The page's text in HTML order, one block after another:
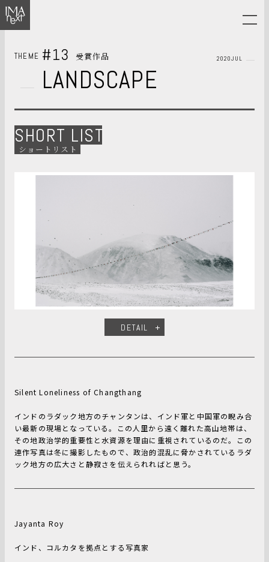
THEME #13 受賞作品 2020JUL
LANDSCAPE
SHORT LIST
ショートリスト
DETAIL
Silent Loneliness of Changthang
インドのラダック地方のチャンタンは、インド軍と中国軍の睨み合
い最新の現場となっている。この人里から遠く離れた高山地帯は、
その地政治学的重要性と水資源を理由に重視されているのだ。この
連作写真は冬に撮影したもので、政治的混乱に脅かされているラダ
ック地方の広大さと静寂さを伝えられればと思う。
Jayanta Roy
インド、コルカタを拠点とする写真家